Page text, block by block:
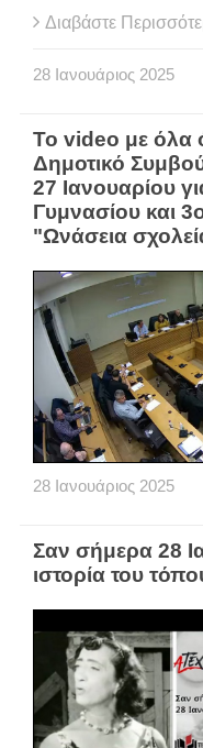
Διαβάστε
28 Ιανουάριος 2025
Το video με όλα
Δημοτικό
27 Ιανουαρίου
Γυμνασίου και
"Ωνάσεια
28 Ιανουάριος 2025
Σαν σήμερα 28
ιστορία του